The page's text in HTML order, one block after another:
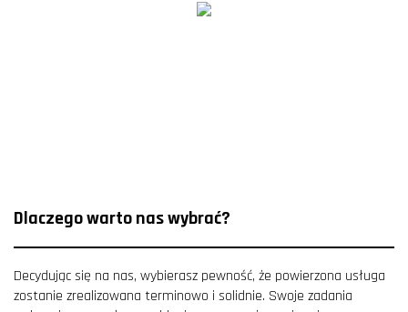
Dlaczego warto nas wybrać?
Decydując się na nas, wybierasz pewność, że powierzona usługa
zostanie zrealizowana terminowo i solidnie. Swoje zadania